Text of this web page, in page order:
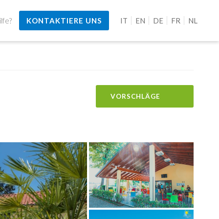
KONTAKTIERE UNS IT EN DE FR NL
VORSCHLÄGE